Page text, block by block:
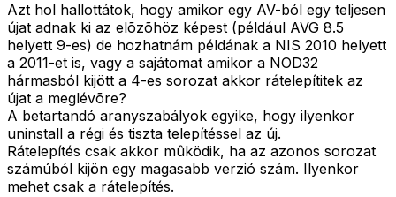
Azt hol hallottátok, hogy amikor egy AV-ból egy teljesen
újat adnak ki az elõzõhöz képest (például AVG 8.5
helyett 9-es) de hozhatnám példának a NIS 2010 helyett
a 2011-et is, vagy a sajátomat amikor a NOD32
hármasból kijött a 4-es sorozat akkor rátelepítitek az
újat a meglévõre?
A betartandó aranyszabályok egyike, hogy ilyenkor
uninstall a régi és tiszta telepítéssel az új.
Rátelepítés csak akkor mûködik, ha az azonos sorozat
számúból kijön egy magasabb verzió szám. Ilyenkor
mehet csak a rátelepítés.